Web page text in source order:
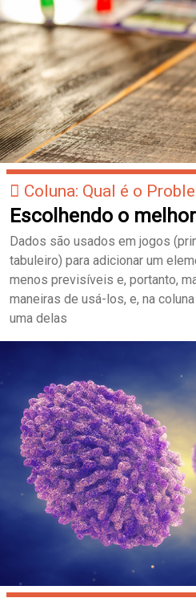
Coluna: Qual é o
Escolhendo o melhor
Dados são usados em jogos
tabuleiro) para adicionar um
menos previsíveis e, portanto,
maneiras de usá-los, e, na
uma delas